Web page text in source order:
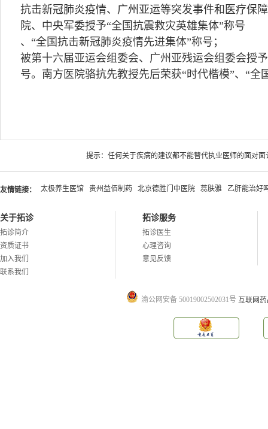
抗击新冠肺炎疫情、广州亚运等突发事件和医疗保
院、中央军委授予“全国抗震救灾英雄集体”称号
、“全国抗击新冠肺炎疫情先进集体”称号；
被第十六届亚运会组委会、广州亚残运会组委会授
号。南方医院骆抗先教授先后荣获“时代楷模”、“全
提示：任何关于疾病的建议都不能替代执业医师的面对
友情链接： 太极养生医馆 贵州益佰制药 北京德胜门中医院 蕊肤雅 乙肝能治好
关于拓诊
拓诊简介
资质证书
加入我们
联系我们
拓诊服务
拓诊医生
心理咨询
意见反馈
渝公网安备 50019002502031号 互联网